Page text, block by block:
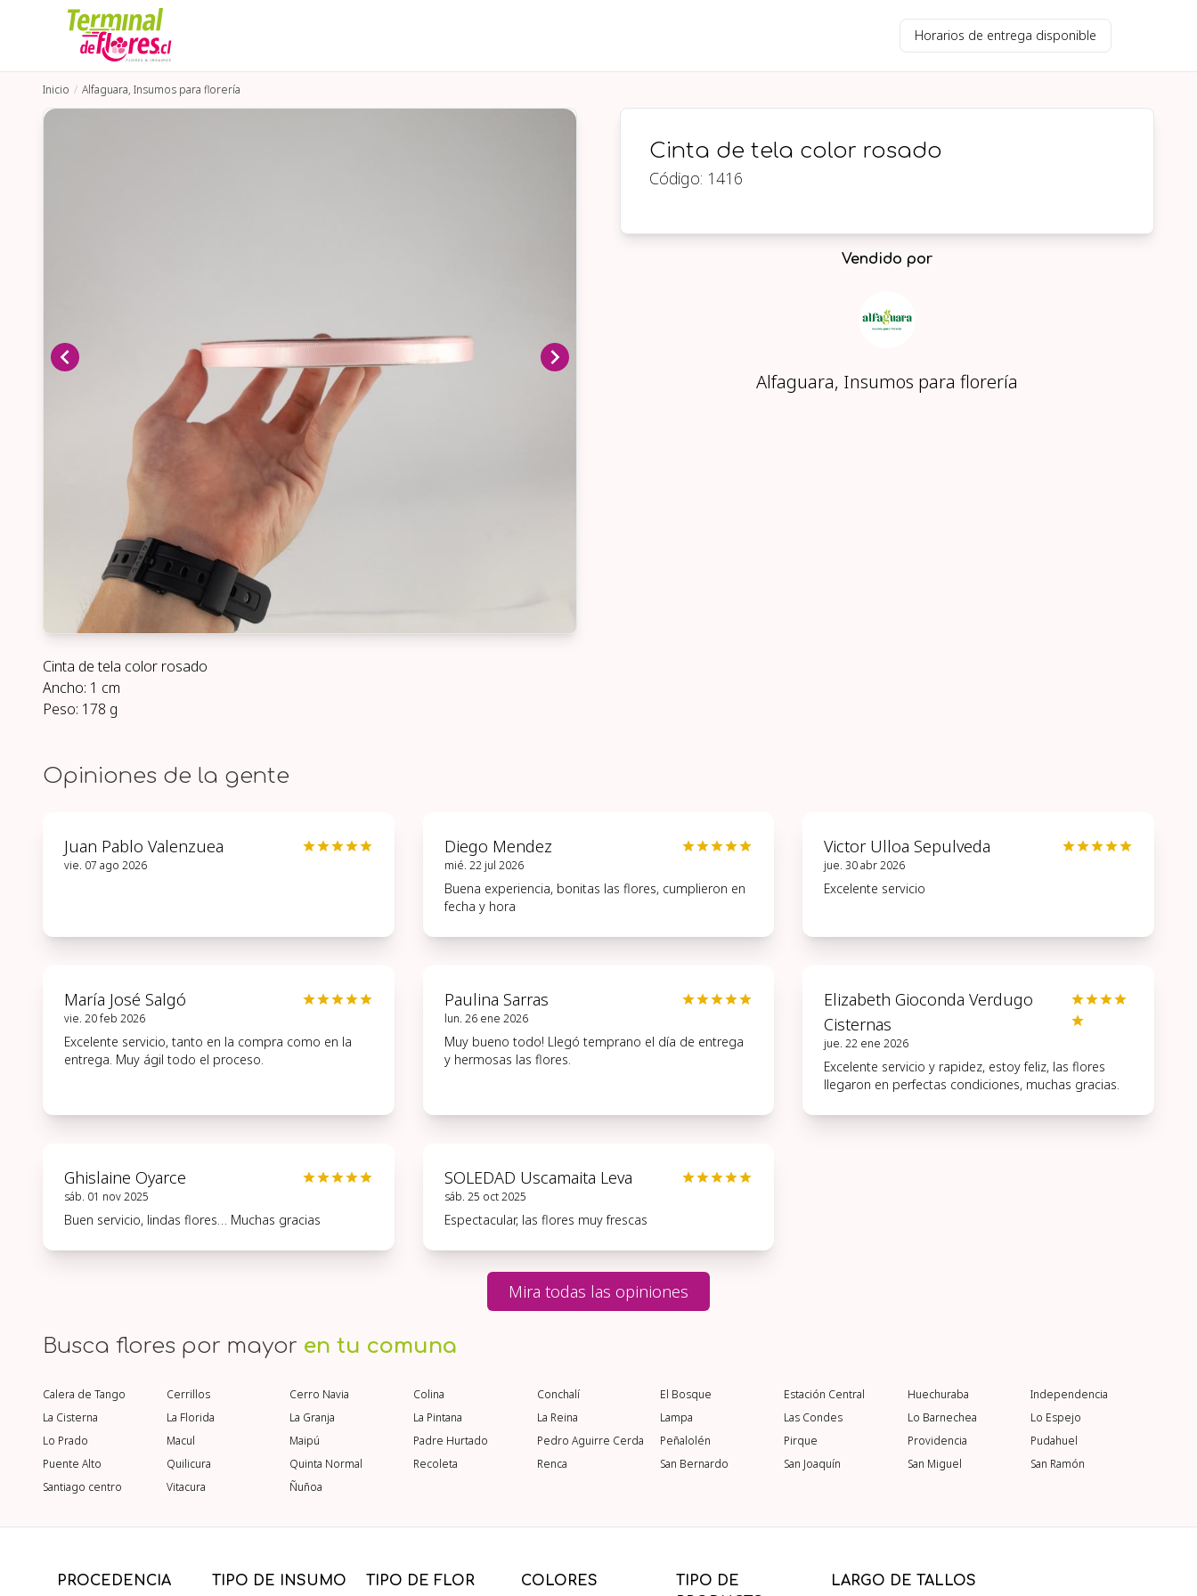
Horarios de entrega disponible
Inicio Alfaguara, Insumos para florería
Cinta de tela color rosado
Ancho: 1 cm
Peso: 178 g
Cinta de tela color rosado
Código: 1416
Vendido por
Alfaguara, Insumos para florería
Opiniones de la gente
Juan Pablo Valenzuea
vie. 07 ago 2026
Diego Mendez
mié. 22 jul 2026
Buena experiencia, bonitas las flores, cumplieron en
fecha y hora
Victor Ulloa Sepulveda
jue. 30 abr 2026
Excelente servicio
María José Salgó
vie. 20 feb 2026
Excelente servicio, tanto en la compra como en la
entrega. Muy ágil todo el proceso.
Paulina Sarras
lun. 26 ene 2026
Muy bueno todo! Llegó temprano el día de entrega
y hermosas las flores.
Elizabeth Gioconda Verdugo
Cisternas
jue. 22 ene 2026
Excelente servicio y rapidez, estoy feliz, las flores
llegaron en perfectas condiciones, muchas gracias.
Ghislaine Oyarce
sáb. 01 nov 2025
Buen servicio, lindas flores… Muchas gracias
SOLEDAD Uscamaita Leva
sáb. 25 oct 2025
Espectacular, las flores muy frescas
Mira todas las opiniones
Busca flores por mayor en tu comuna
Calera de Tango Cerrillos Cerro Navia Colina Conchalí El Bosque Estación Central Huechuraba
Independencia
La Cisterna
La Florida La Granja La Pintana La Reina Lampa Las Condes Lo Barnechea
Lo Espejo
Lo Prado
Macul Maipú Padre Hurtado Pedro Aguirre Cerda Peñalolén Pirque Providencia
Pudahuel
Puente Alto
Quilicura Quinta Normal Recoleta Renca San Bernardo San Joaquín San Miguel
San Ramón
Santiago centro
Vitacura Ñuñoa
PROCEDENCIA TIPO DE INSUMO TIPO DE FLOR COLORES
TIPO DE
LARGO DE TALLOS